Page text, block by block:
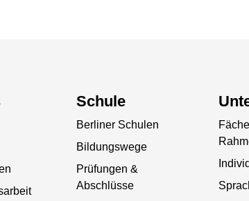
Schule
Berliner Schulen
Bildungswege
Prüfungen &
Abschlüsse